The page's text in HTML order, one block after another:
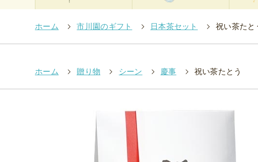
ホーム > 市川園のギフト > 日本茶セット > 祝い茶たと
ホーム > 贈り物 > シーン > 慶事 > 祝い茶たとう